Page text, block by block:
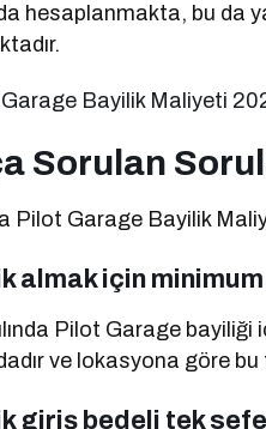
hesaplanmakta, bu da
Sorulan
Pilot Garage Bayilik
almak için
Pilot Garage
ve lokasyona göre
giriş bedeli tek